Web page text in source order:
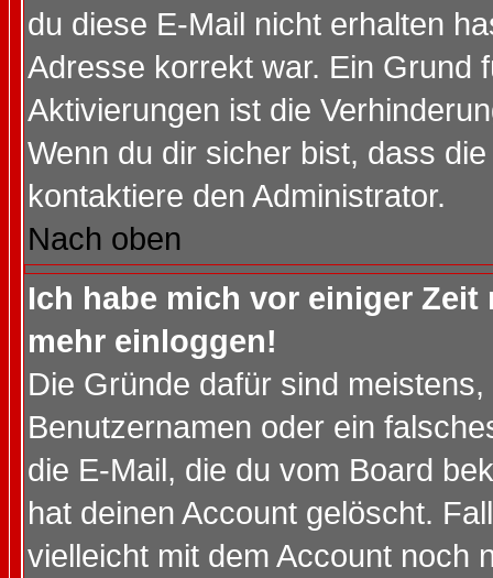
du diese E-Mail nicht erhalten
Adresse korrekt war. Ein Grund
Aktivierungen ist die
Wenn du dir sicher bist, dass
kontaktiere den Administrator.
Nach oben
Ich habe mich vor einiger
mehr einloggen!
Die Gründe dafür sind
Benutzernamen oder ein
die E-Mail, die du vom Board
hat deinen Account gelöscht.
vielleicht mit dem Account noch